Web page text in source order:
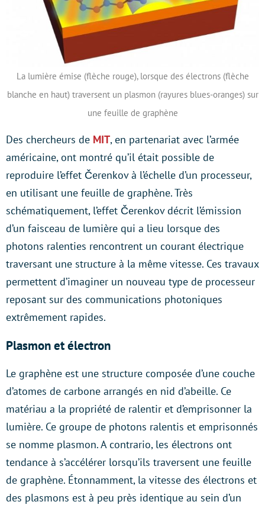
La lumière émise (flèche rouge), lorsque des électrons (flèche
blanche en haut) traversent un plasmon (rayures blues-oranges) sur
une feuille de graphène
Des chercheurs de MIT, en partenariat avec l’armée
américaine, ont montré qu’il était possible de
reproduire l’effet Čerenkov à l’échelle d’un processeur,
en utilisant une feuille de graphène. Très
schématiquement, l’effet Čerenkov décrit l’émission
d’un faisceau de lumière qui a lieu lorsque des
photons ralenties rencontrent un courant électrique
traversant une structure à la même vitesse. Ces travaux
permettent d’imaginer un nouveau type de processeur
reposant sur des communications photoniques
extrêmement rapides.
Plasmon et électron
Le graphène est une structure composée d’une couche
d’atomes de carbone arrangés en nid d’abeille. Ce
matériau a la propriété de ralentir et d’emprisonner la
lumière. Ce groupe de photons ralentis et emprisonnés
se nomme plasmon. A contrario, les électrons ont
tendance à s’accélérer lorsqu’ils traversent une feuille
de graphène. Étonnamment, la vitesse des électrons et
des plasmons est à peu près identique au sein d’un